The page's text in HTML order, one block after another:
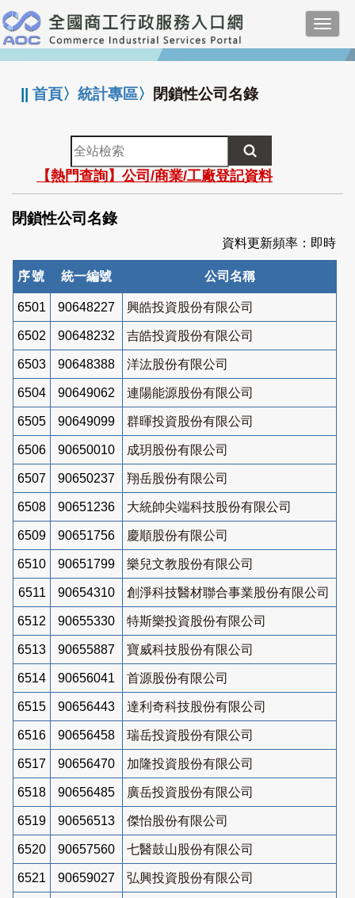
跳
到
主
要
:::
||首頁〉統計專區〉 閉鎖性公司名錄
全
站
檢
索
【熱門查詢】公司/商業/工廠登記資料
閉鎖性公司名錄
資料更新頻率：即時
序號 統一編號 公司名稱
6501 90648227 興皓投資股份有限公司
6502 90648232 吉皓投資股份有限公司
6503 90648388 洋汯股份有限公司
6504 90649062 連陽能源股份有限公司
6505 90649099 群暉投資股份有限公司
6506 90650010 成玥股份有限公司
6507 90650237 翔岳股份有限公司
6508 90651236 大統帥尖端科技股份有限公司
6509 90651756 慶順股份有限公司
6510 90651799 樂兒文教股份有限公司
6511 90654310 創淨科技醫材聯合事業股份有限公司
6512 90655330 特斯樂投資股份有限公司
6513 90655887 寶威科技股份有限公司
6514 90656041 首源股份有限公司
6515 90656443 達利奇科技股份有限公司
6516 90656458 瑞岳投資股份有限公司
6517 90656470 加隆投資股份有限公司
6518 90656485 廣岳投資股份有限公司
6519 90656513 傑怡股份有限公司
6520 90657560 七醫鼓山股份有限公司
6521 90659027 弘興投資股份有限公司